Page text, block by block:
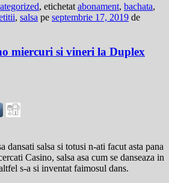
, etichetat abonament, bachata,
, salsa pe septembrie 17, 2019 de
miercuri si vineri la Duplex
dansati salsa si totusi n-ati facut asta pana
Casino, salsa asa cum se danseaza in
s-a si inventat faimosul dans.